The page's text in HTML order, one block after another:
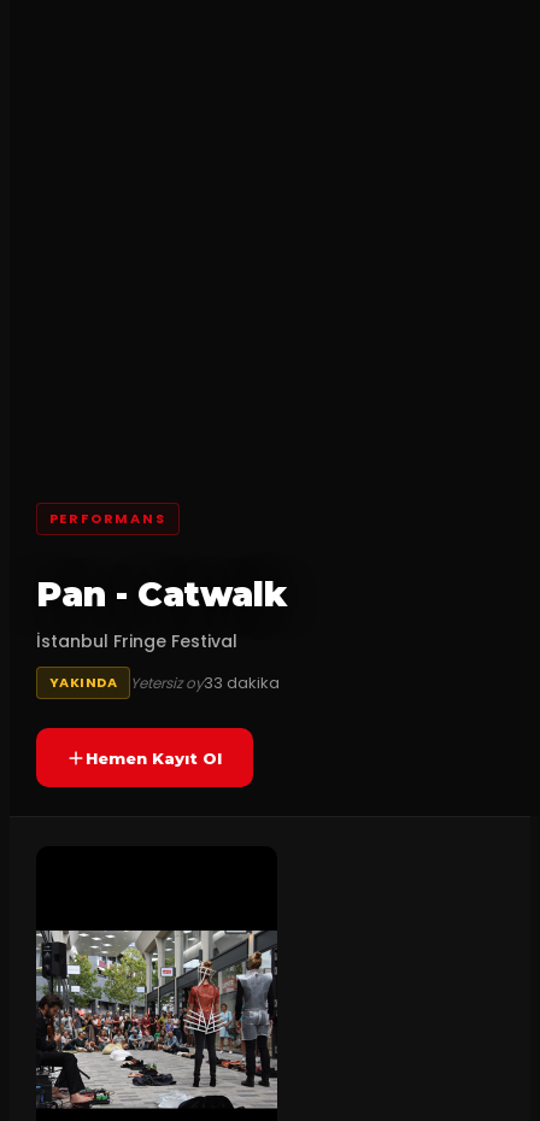
PERFORMANS
Pan - Catwalk
İstanbul Fringe Festival
YAKINDA Yetersiz oy33 dakika
Hemen Kayıt Ol